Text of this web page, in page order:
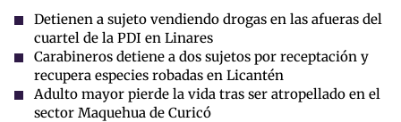
Detienen a sujeto vendiendo drogas en las afueras del
cuartel de la PDI en Linares
Carabineros detiene a dos sujetos por receptación y
recupera especies robadas en Licantén
Adulto mayor pierde la vida tras ser atropellado en el
sector Maquehua de Curicó